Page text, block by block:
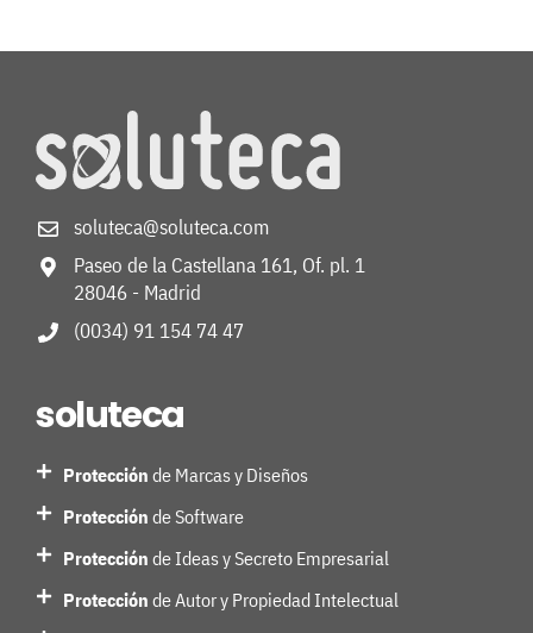
soluteca@soluteca.com
Paseo de la Castellana 161, Of. pl. 1
28046 - Madrid
(0034) 91 154 74 47
soluteca
Protección de Marcas y Diseños
Protección de Software
Protección de Ideas y Secreto Empresarial
Protección de Autor y Propiedad Intelectual